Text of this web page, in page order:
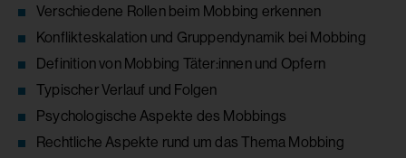
Verschiedene Rollen beim Mobbing erkennen
Konflikteskalation und Gruppendynamik bei Mobbing
Definition von Mobbing Täter:innen und Opfern
Typischer Verlauf und Folgen
Psychologische Aspekte des Mobbings
Rechtliche Aspekte rund um das Thema Mobbing